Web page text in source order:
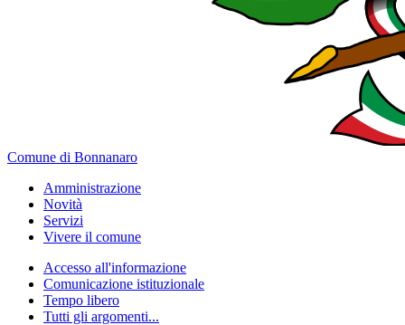
Comune di Bonnanaro
Amministrazione
Novità
Servizi
Vivere il comune
Accesso all'informazione
Comunicazione istituzionale
Tempo libero
Tutti gli argomenti...